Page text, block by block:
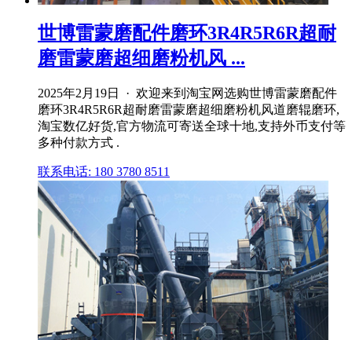
世博雷蒙磨配件磨环3R4R5R6R超耐
磨雷蒙磨超细磨粉机风 ...
2025年2月19日 · 欢迎来到淘宝网选购世博雷蒙磨配件
磨环3R4R5R6R超耐磨雷蒙磨超细磨粉机风道磨辊磨环,
淘宝数亿好货,官方物流可寄送全球十地,支持外币支付等
多种付款方式 .
联系电话: 180 3780 8511